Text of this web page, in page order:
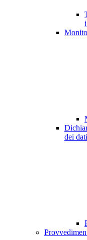
dei dati